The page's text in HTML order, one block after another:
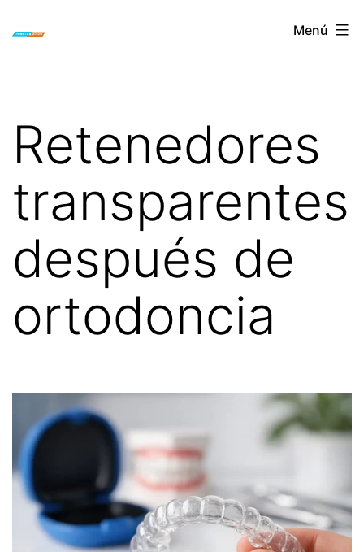
ORTODONCIA
Menú
Retenedores
transparentes
después de
ortodoncia